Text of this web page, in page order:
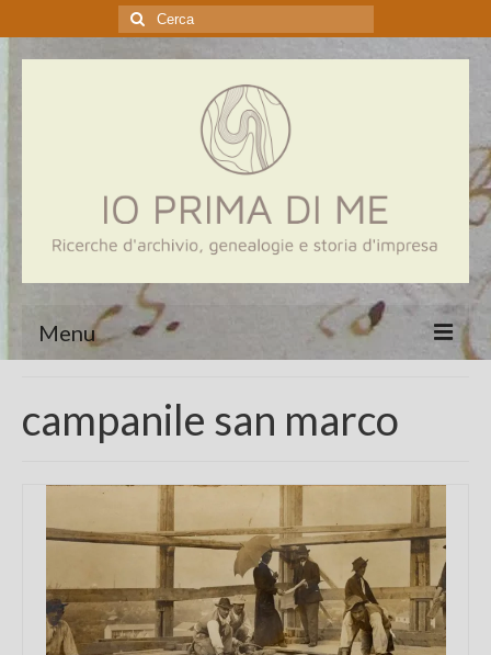
Cerca:
Menu
Genealogia
Aziende
Chi sono
Contatti
campanile san marco